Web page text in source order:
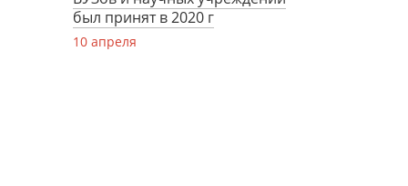
был принят в 2020 г
10 апреля